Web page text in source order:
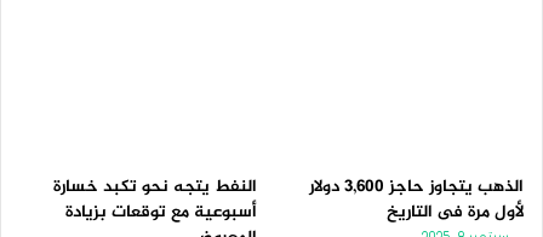
الذهب يتجاوز حاجز 3,600 دولار
لأول مرة فى التاريخ
النفط يتجه نحو تكبد خسارة
أسبوعية مع توقعات بزيادة